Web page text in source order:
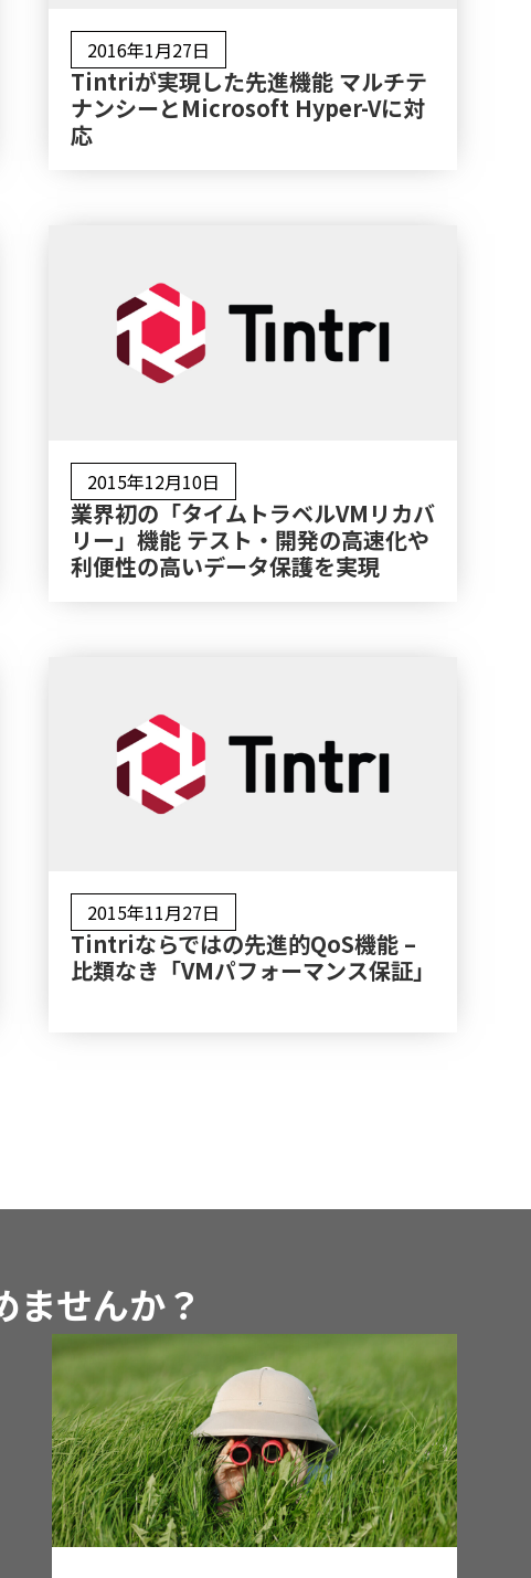
2016年1月27日
Tintriが実現した先進機能 マルチテ
ナンシーとMicrosoft Hyper-Vに対
応
2015年12月10日
業界初の「タイムトラベルVMリカバ
リー」機能 テスト・開発の高速化や
利便性の高いデータ保護を実現
2015年11月27日
Tintriならではの先進的QoS機能 –
比類なき「VMパフォーマンス保証」
せんか？